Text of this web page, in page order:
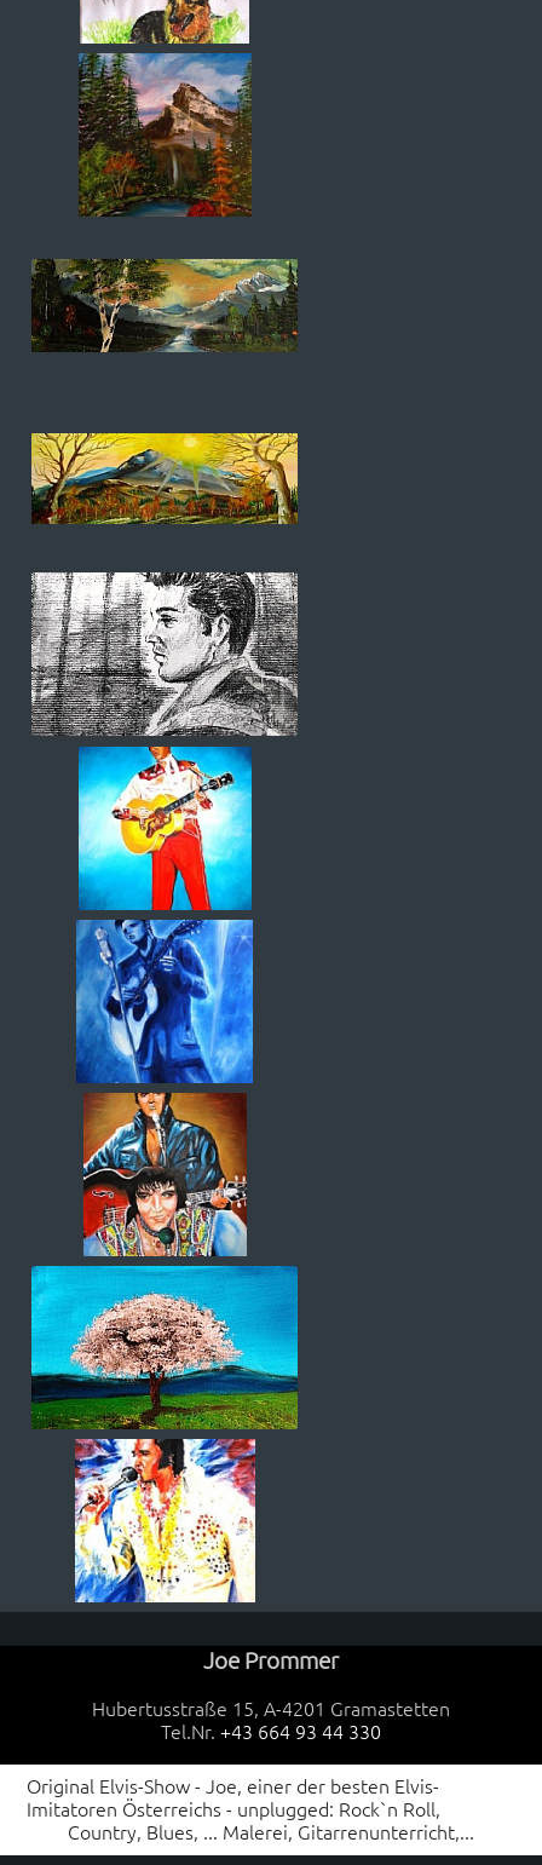
Joe Prommer
Hubertusstraße 15, A-4201 Gramastetten
Tel.Nr. +43 664 93 44 330
Original Elvis-Show - Joe, einer der besten Elvis-
Imitatoren Österreichs - unplugged: Rock`n Roll,
Country, Blues, ... Malerei, Gitarrenunterricht,...